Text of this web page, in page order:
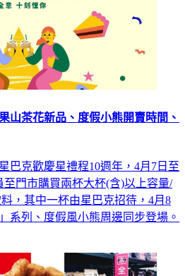
茶花新品、度假小熊開賣時間、
巴克歡慶星禮程10週年，4月7日至
門市購買兩杯大杯(含)以上容量/
，其中一杯由星巴克招待，4月8
系列、度假風小熊周邊同步登場。